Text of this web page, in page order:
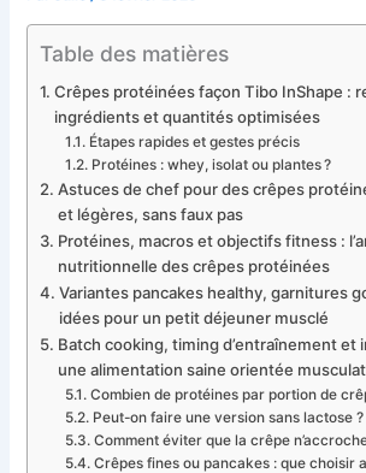
Table des matières
Crêpes protéinées façon Tibo InShape :
ingrédients et quantités optimisées
Étapes rapides et gestes précis
Protéines : whey, isolat ou plantes ?
Astuces de chef pour des crêpes
et légères, sans faux pas
Protéines, macros et objectifs fitness :
nutritionnelle des crêpes protéinées
Variantes pancakes healthy, garnitures
idées pour un petit déjeuner musclé
Batch cooking, timing d’entraînement et
une alimentation saine orientée
Combien de protéines par portion de
Peut-on faire une version sans lactose ?
Comment éviter que la crêpe
Crêpes fines ou pancakes : que choisir